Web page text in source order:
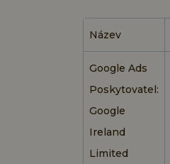
Název
Google Ads
Poskytovatel:
Google
Ireland
Limited